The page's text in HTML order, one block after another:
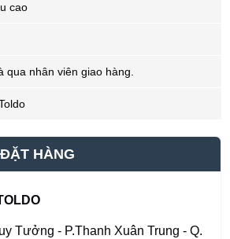
cao
qua nhân viên giao hàng.
HÀNG
Tưởng - P.Thanh Xuân Trung - Q.